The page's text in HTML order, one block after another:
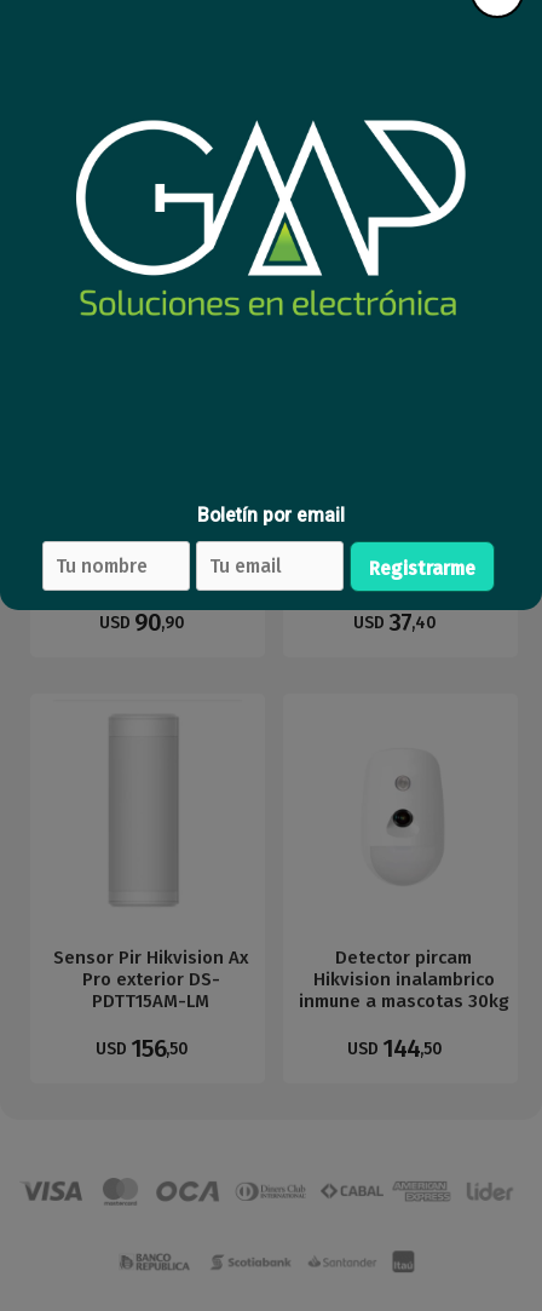
SUGERIDOS PARA TI
Pro inalambrico exterior
USD 90,90
Home inalámbrico
USD 37,40
Sensor Pir Hikvision Ax
Pro exterior DS-
PDTT15AM-LM
USD 156,50
Detector pircam
Hikvision inalambrico
inmune a mascotas 30kg
USD 144,50
Boletín por email
Registrarme